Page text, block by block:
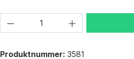
Produkt Anzahl: Gib
Produktnummer: 3581